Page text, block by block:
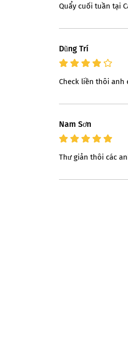
Quẩy cuối tuần tại
Dũng Trí
Check liền thôi anh
Nam Sơn
Thư giản thôi các